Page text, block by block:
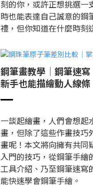
刻的你，或許正想挑選一
時也能表達自己誠意的鋼
禮，但你知道在什麼時刻
鋼筆畫教學│鋼筆速寫
新手也能描繪動人線條
一談起繪畫，人們會想起
畫，但除了這些作畫技巧
畫呢！本文將向擁有共同
入門的技巧，從鋼筆手繪
工具介紹、乃至鋼筆速寫
能快速學會鋼筆手繪。